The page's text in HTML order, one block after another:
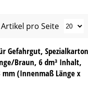
Artikel pro Seite
Gefahrgut,
Braun, 6 dm³ Inhalt,
(Innenmaß Länge x